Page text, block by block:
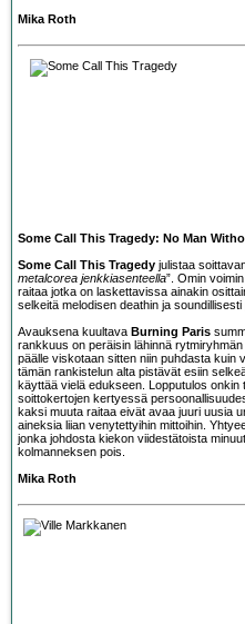
Mika Roth
Some Call This Tragedy: No Man
Some Call This Tragedy julistaa
metalcorea jenkkiasenteella”. Omin
raitaa jotka on laskettavissa ainakin
selkeitä melodisen deathin ja soundillisesti
Avauksena kuultava Burning Paris
rankkuus on peräisin lähinnä
päälle viskotaan sitten niin puhdasta kuin
tämän rankistelun alta pistävät esiin
käyttää vielä edukseen. Lopputulos
soittokertojen kertyessä
kaksi muuta raitaa eivät avaa juuri uusia
aineksia liian venytettyihin mittoihin.
jonka johdosta kiekon viidestätoista
kolmanneksen pois.
Mika Roth